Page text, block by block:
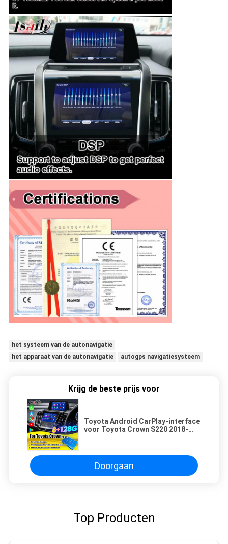
het systeem van de autonavigatie
het apparaat van de autonavigatie
autogps navigatiesysteem
Krijg de beste prijs voor
Toyota Android CarPlay-interface
voor Toyota Crown S220 2018-
Doorgaan
Top Producten